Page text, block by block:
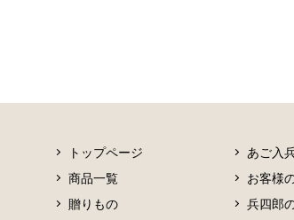
トップページ
商品一覧
贈りもの
あご入
お客様
兵四郎